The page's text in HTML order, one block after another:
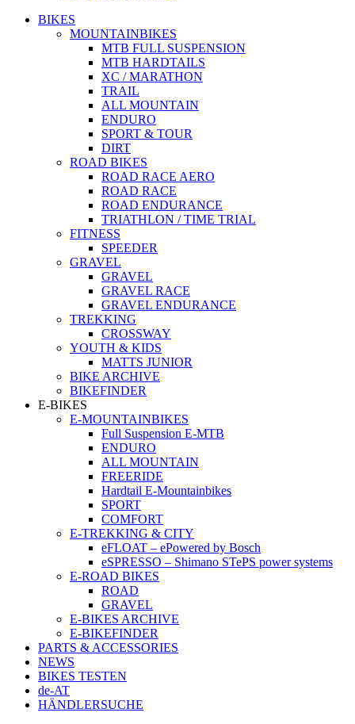
BIKES
MOUNTAINBIKES
MTB FULL SUSPENSION
MTB HARDTAILS
XC / MARATHON
TRAIL
ALL MOUNTAIN
ENDURO
SPORT & TOUR
DIRT
ROAD BIKES
ROAD RACE AERO
ROAD RACE
ROAD ENDURANCE
TRIATHLON / TIME TRIAL
FITNESS
SPEEDER
GRAVEL
GRAVEL
GRAVEL RACE
GRAVEL ENDURANCE
TREKKING
CROSSWAY
YOUTH & KIDS
MATTS JUNIOR
BIKE ARCHIVE
BIKEFINDER
E-BIKES
E-MOUNTAINBIKES
Full Suspension E-MTB
ENDURO
ALL MOUNTAIN
FREERIDE
Hardtail E-Mountainbikes
SPORT
COMFORT
E-TREKKING & CITY
eFLOAT – ePowered by Bosch
eSPRESSO – Shimano STePS power systems
E-ROAD BIKES
ROAD
GRAVEL
E-BIKES ARCHIVE
E-BIKEFINDER
PARTS & ACCESSORIES
NEWS
BIKES TESTEN
de-AT
HÄNDLERSUCHE